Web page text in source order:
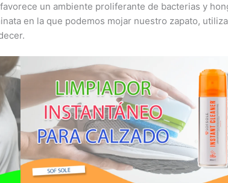
un ambiente proliferante de bacterias y
en la que podemos mojar nuestro zapato,